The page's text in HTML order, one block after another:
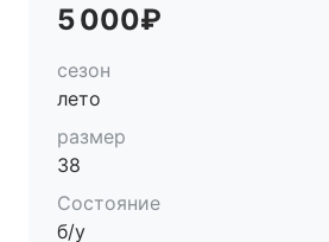
5 000₽
сезон
лето
размер
38
Состояние
б/у